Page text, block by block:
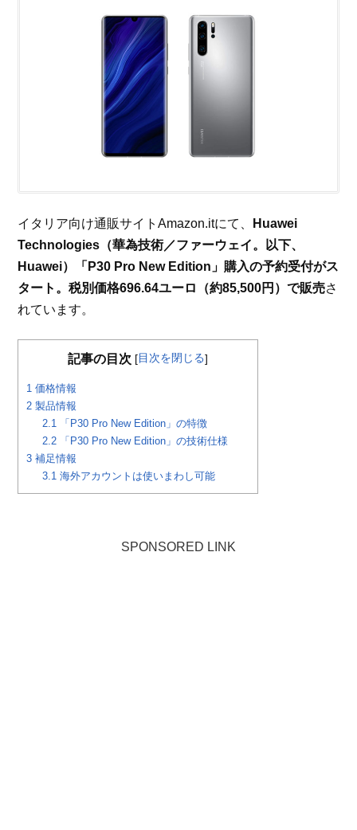
イタリア向け通販サイトAmazon.itにて、
Huawei
Technologies（華為技術／ファーウェイ。以下、
Huawei）「P30 Pro New Edition」購入の予約受付がス
タート。税別価格696.64ユーロ（約85,500円）で販売さ
れています。
記事の目次 [目次を閉じる]
1 価格情報
2 製品情報
2.1 「P30 Pro New Edition」の特徴
2.2 「P30 Pro New Edition」の技術仕様
3 補足情報
3.1 海外アカウントは使いまわし可能
SPONSORED LINK